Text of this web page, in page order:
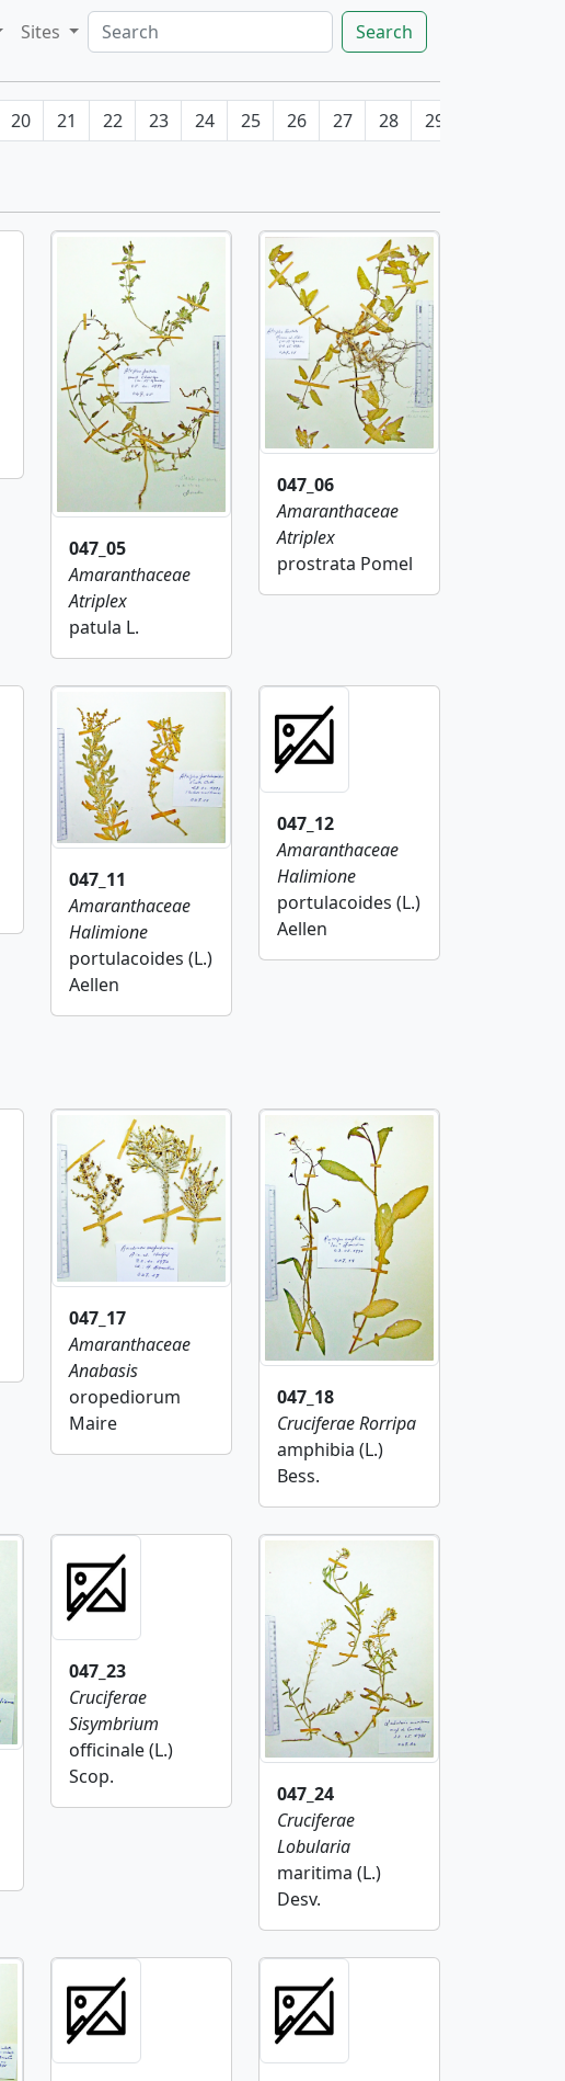
Sites Search
20 21 22 23 24 25 26 27 28 29
047_05
Amaranthaceae
Atriplex
patula L.
047_06
Amaranthaceae
Atriplex
prostrata Pomel
047_11
Amaranthaceae
Halimione
portulacoides (L.)
Aellen
047_12
Amaranthaceae
Halimione
portulacoides (L.)
Aellen
047_17
Amaranthaceae
Anabasis
oropediorum
Maire
047_18
CruciferaeRorripa
amphibia (L.)
Bess.
047_23
Cruciferae
Sisymbrium
officinale (L.)
Scop.
047_24
Cruciferae
Lobularia
maritima (L.)
Desv.